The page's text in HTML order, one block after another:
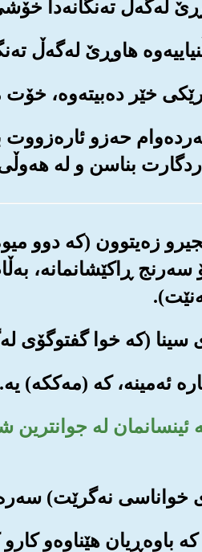
حه‌زو
بناسن و له
زه‌یتوون (که دوو
سه‌رنج ڕاکێشانمانه‌،
ئینسانمان له
که باوه‌ڕیان هێناوه‌و